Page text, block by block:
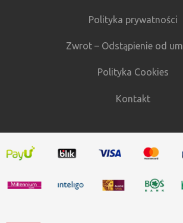
Polityka prywatności
Zwrot – Odstąpienie od
Polityka Cookies
Kontakt